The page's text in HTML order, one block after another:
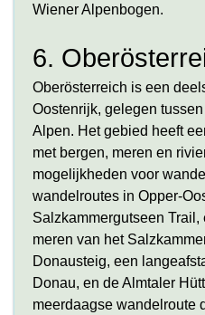
Wiener Alpenbogen.
6.
Oberösterreich is een
Oostenrijk, gelegen
Alpen. Het gebied heeft
met bergen, meren en
mogelijkheden voor
wandelroutes in Opper-
Salzkammergutseen
meren van het
Donausteig, een
Donau, en de Almtaler
meerdaagse wandelroute